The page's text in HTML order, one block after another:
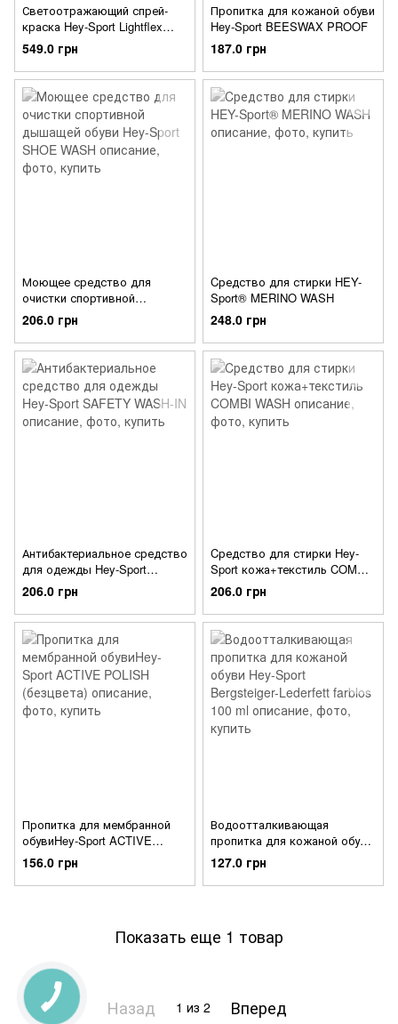
Светоотражающий спрей-
краска Hey-Sport Lightflex
Spray
549.0 грн
Пропитка для кожаной обуви
Hey-Sport BEESWAX PROOF
187.0 грн
Моющее средство для
очистки спортивной
дышащей обуви Hey-Sport
SHOE WASH
206.0 грн
Cредство для стирки HEY-
Sport® MERINO WASH
248.0 грн
Антибактериальное средство
для одежды Hey-Sport
SAFETY WASH-IN
206.0 грн
Cредство для стирки Hey-
Sport кожа+текстиль COMBI
WASH
206.0 грн
Пропитка для мембранной
обувиHey-Sport ACTIVE
POLISH (безцвета)
156.0 грн
Водоотталкивающая
пропитка для кожаной обуви
Hey-Sport Bergsteiger-Lederfett
farblos 100 ml
127.0 грн
Показать еще 1 товар
Назад 1 из 2 Вперед